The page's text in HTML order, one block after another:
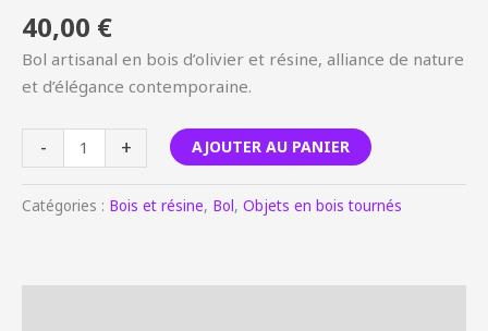
40,00 €
Bol artisanal en bois d’olivier et résine, alliance de nature
et d’élégance contemporaine.
- + AJOUTER AU PANIER
Catégories : Bois et résine, Bol, Objets en bois tournés